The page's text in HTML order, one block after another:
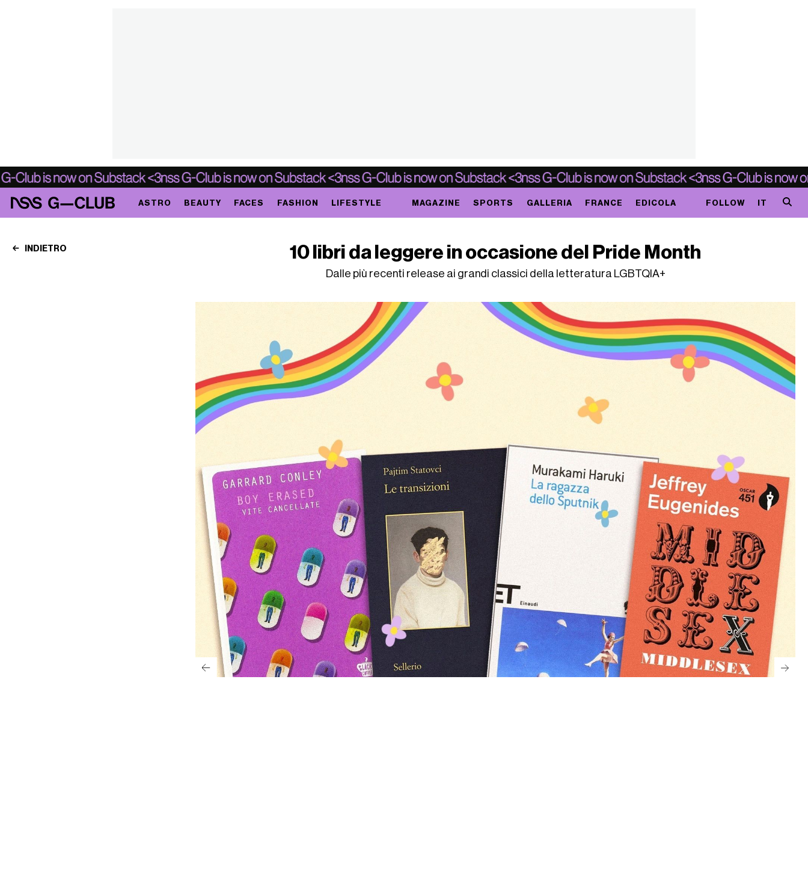
ASTRO BEAUTY FACES FASHION LIFESTYLE MAGAZINE SPORTS GALLERIA FRANCE EDICOLA FOLLOW IT
INDIETRO 10 libri da leggere in occasione del Pride Month
Dalle più recenti release ai grandi classici della letteratura LGBTQIA+